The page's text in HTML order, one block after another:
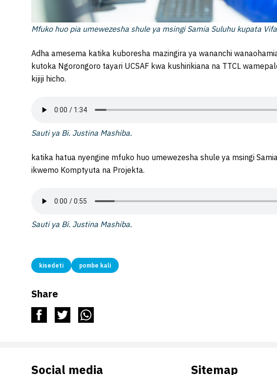
Mfuko huo pia umewezesha shule ya msingi Samia Suluhu kupata
Adha amesema katika kuboresha mazingira ya wananchi
kutoka Ngorongoro tayari UCSAF kwa kushirikiana na TTCL
kijiji hicho.
Sauti ya Bi. Justina Mashiba.
katika hatua nyengine mfuko huo umewezesha shule ya msingi
ikwemo Komptyuta na Projekta.
Sauti ya Bi. Justina Mashiba.
kisedeti pombe kali
Share
Social media Sitemap